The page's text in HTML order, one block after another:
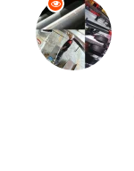
Sigorta
Bebek Giyim